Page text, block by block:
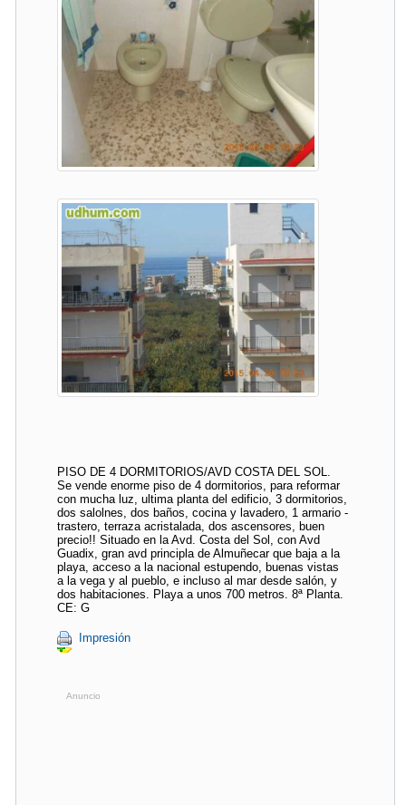
PISO DE 4 DORMITORIOS/AVD COSTA DEL SOL.
Se vende enorme piso de 4 dormitorios, para reformar
con mucha luz, ultima planta del edificio, 3 dormitorios,
dos salolnes, dos baños, cocina y lavadero, 1 armario -
trastero, terraza acristalada, dos ascensores, buen
precio!! Situado en la Avd. Costa del Sol, con Avd
Guadix, gran avd principla de Almuñecar que baja a la
playa, acceso a la nacional estupendo, buenas vistas
a la vega y al pueblo, e incluso al mar desde salón, y
dos habitaciones. Playa a unos 700 metros. 8ª Planta.
CE: G
Impresión
Anuncio